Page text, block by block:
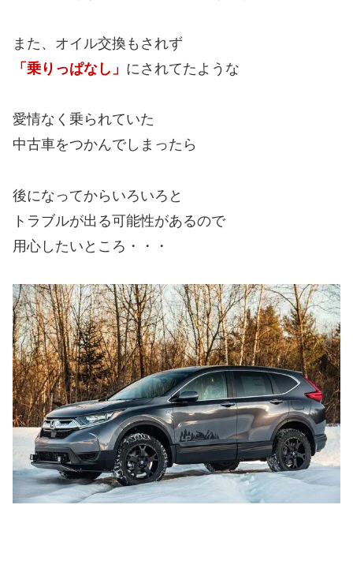
また、オイル交換もされず
「乗りっぱなし」 にされてたような
愛情なく乗られていた
中古車をつかんでしまったら
後になってからいろいろと
トラブルが出る可能性があるので
用心したいところ・・・